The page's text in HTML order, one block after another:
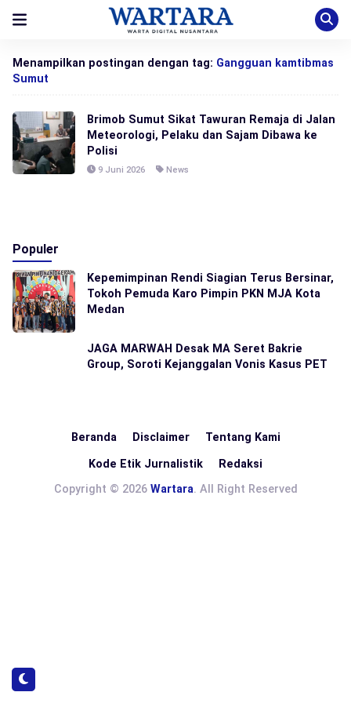
Menampilkan postingan dengan tag: Gangguan kamtibmas
Sumut
Brimob Sumut Sikat Tawuran Remaja di Jalan
Meteorologi, Pelaku dan Sajam Dibawa ke
Polisi
9 Juni 2026 News
Populer
Kepemimpinan Rendi Siagian Terus Bersinar,
Tokoh Pemuda Karo Pimpin PKN MJA Kota
Medan
JAGA MARWAH Desak MA Seret Bakrie
Group, Soroti Kejanggalan Vonis Kasus PET
Beranda Disclaimer Tentang Kami
Kode Etik Jurnalistik
Redaksi
Copyright © 2026 Wartara. All Right Reserved